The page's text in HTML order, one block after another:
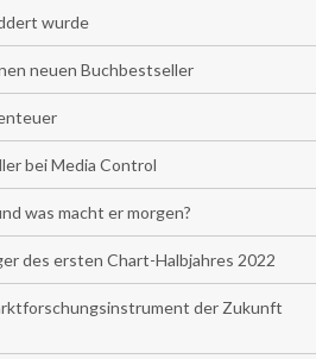
wurde
neuen Buchbestseller
bei Media Control
was macht er morgen?
des ersten Chart-Halbjahres 2022
der Zukunft